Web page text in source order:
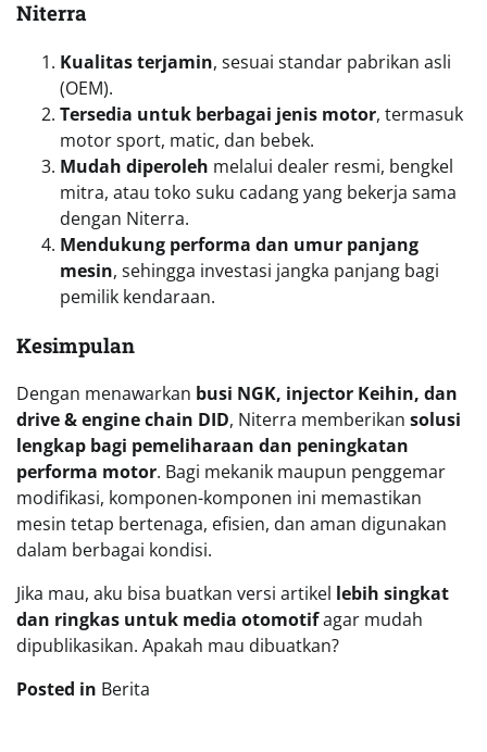
Niterra
Kualitas terjamin, sesuai standar pabrikan asli
(OEM).
Tersedia untuk berbagai jenis motor, termasuk
motor sport, matic, dan bebek.
Mudah diperoleh melalui dealer resmi, bengkel
mitra, atau toko suku cadang yang bekerja sama
dengan Niterra.
Mendukung performa dan umur panjang
mesin, sehingga investasi jangka panjang bagi
pemilik kendaraan.
Kesimpulan
Dengan menawarkan busi NGK, injector Keihin, dan
drive & engine chain DID, Niterra memberikan solusi
lengkap bagi pemeliharaan dan peningkatan
performa motor. Bagi mekanik maupun penggemar
modifikasi, komponen-komponen ini memastikan
mesin tetap bertenaga, efisien, dan aman digunakan
dalam berbagai kondisi.
Jika mau, aku bisa buatkan versi artikel lebih singkat
dan ringkas untuk media otomotifagar mudah
dipublikasikan. Apakah mau dibuatkan?
Posted in Berita